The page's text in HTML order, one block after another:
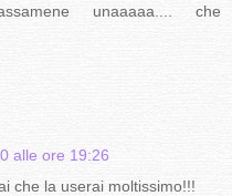
unaaaaa.... che
alle ore 19:26
che la userai moltissimo!!!